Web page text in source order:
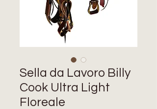
Sella da Lavoro Billy
Cook Ultra Light
Floreale